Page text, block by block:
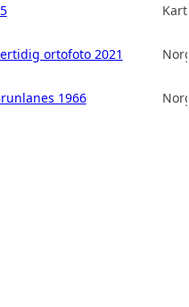
ortofoto 2021
1966